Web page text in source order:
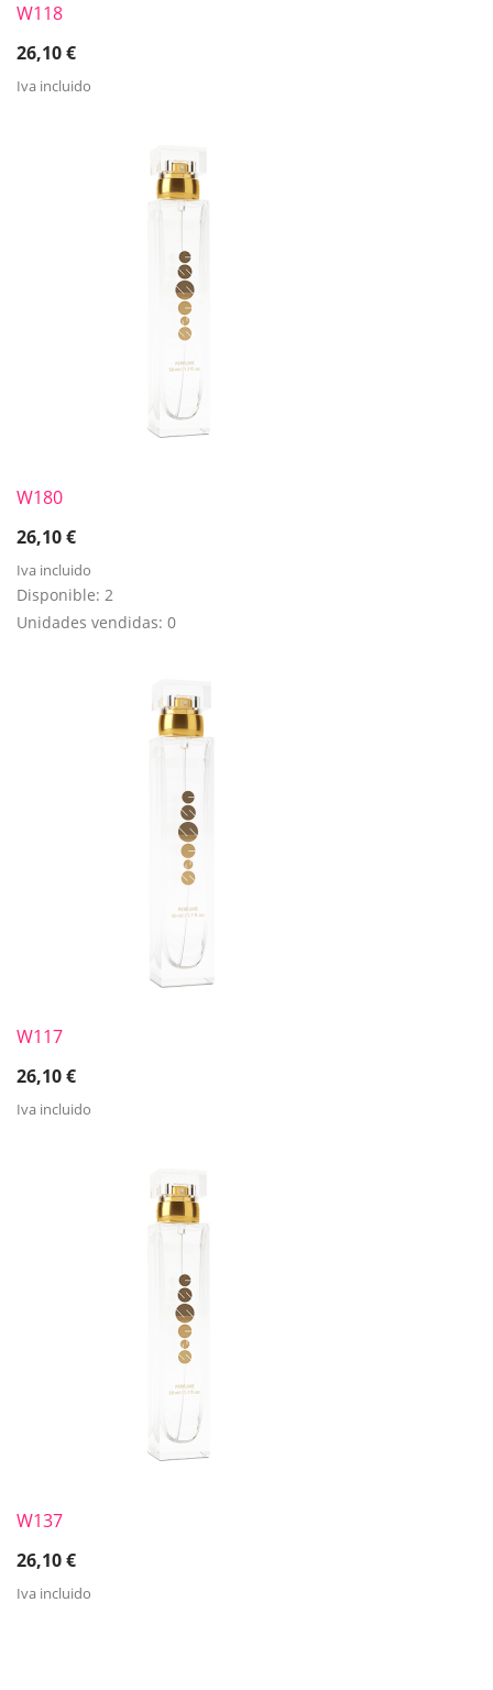
W118
26,10€
Iva incluido
W180
26,10€
Iva incluido
Disponible: 2
Unidades vendidas: 0
W117
26,10€
Iva incluido
W137
26,10€
Iva incluido